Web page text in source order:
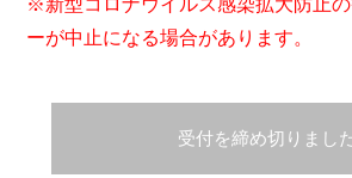
※新型コロナウイルス感染拡大防止
ーが中止になる場合があります。
受付を締め切りまし